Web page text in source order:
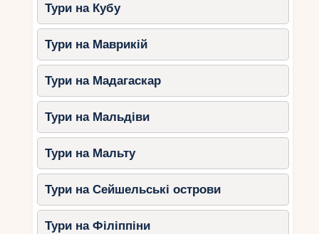
відіграє важливу роль у створенні ідеального
сімейного відпочинку, тому не забудьте
звернути увагу на дитячі клуби, басейни та інші
вигоди.
Ваша подорож на Рів’єру-Майю стане
незабутньою пригодою, яка залишить світлі
спогади у всіх членів сім’ї. Не забудьте
поділитися своїм досвідом і розповісти про свої
улюблені моменти з іншими батьками, щоб
допомогти їм зробити правильний вибір для
наступного сімейного відпочинку.
Тури на Кубу
Тури на Маврикій
Тури на Мадагаскар
Тури на Мальдіви
Тури на Мальту
Тури на Сейшельські острови
Тури на Філіппіни